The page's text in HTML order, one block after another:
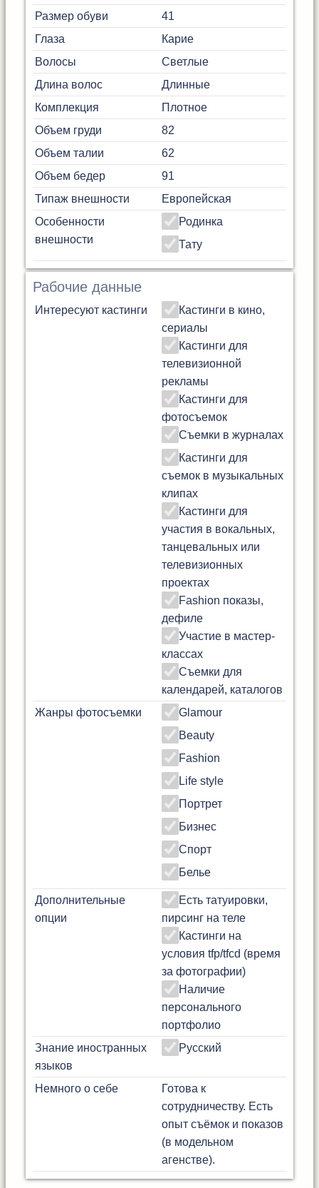
Размер обуви
41
Глаза
Карие
Волосы
Светлые
Длина волос
Длинные
Комплекция
Плотное
Объем груди
82
Объем талии
62
Объем бедер
91
Типаж внешности
Европейская
Особенности
внешности
Родинка
Тату
Рабочие данные
Интересуют кастинги
Кастинги в кино,
сериалы
Кастинги для
телевизионной
рекламы
Кастинги для
фотосъемок
Съемки в журналах
Кастинги для
съемок в музыкальных
клипах
Кастинги для
участия в вокальных,
танцевальных или
телевизионных
проектах
Fashion показы,
дефиле
Участие в мастер-
классах
Съемки для
календарей, каталогов
Жанры фотосъемки
Glamour
Beauty
Fashion
Life style
Портрет
Бизнес
Спорт
Белье
Дополнительные
опции
Есть татуировки,
пирсинг на теле
Кастинги на
условия tfp/tfcd (время
за фотографии)
Наличие
персонального
портфолио
Знание иностранных
языков
Русский
Немного о себе
Готова к
сотрудничеству. Есть
опыт съёмок и показов
(в модельном
агенстве).